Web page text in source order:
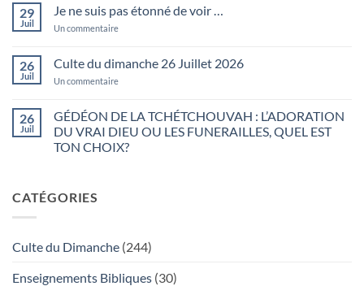
levez-
matin
dimanche
02
Août
29
Juil
Je ne suis pas étonné de voir …
Un commentairesur
pas
étonné
…
26
Juil
Culte du dimanche 26 Juillet 2026
Un commentairesur
dimanche
26
Juillet
2026
26
Juil
GÉDÉON DE LA TCHÉTCHOUVAH : L’ADORATION
DU VRAI DIEU OU LES FUNERAILLES, QUEL EST
TON CHOIX?
GÉDÉON
DE
L’ADORATION
DIEU
CATÉGORIES
Culte du Dimanche (244)
Enseignements Bibliques (30)